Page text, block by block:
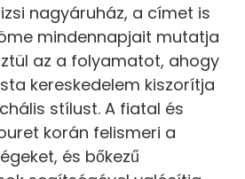
nagyáruház, a címet is
mindennapjait mutatja
az a folyamatot, ahogy
kereskedelem kiszorítja
stílust. A fiatal és
korán felismeri a
és bőkezű